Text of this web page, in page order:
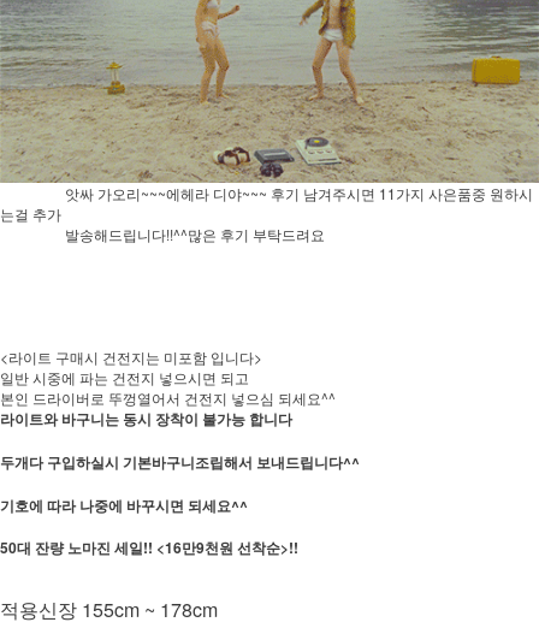
앗싸 가오리~~~에헤라 디야~~~ 후기 남겨주시면 11가지 사은품중 원하시
는걸 추가
발송해드립니다!!^^많은 후기 부탁드려요
<라이트 구매시 건전지는 미포함 입니다>
일반 시중에 파는 건전지 넣으시면 되고
본인 드라이버로 뚜껑열어서 건전지 넣으심 되세요^^
라이트와 바구니는 동시 장착이 불가능 합니다
두개다 구입하실시 기본바구니조립해서 보내드립니다^^
기호에 따라 나중에 바꾸시면 되세요^^
50대 잔량 노마진 세일!! <16만9천원 선착순>!!
적용신장 155cm ~ 178cm